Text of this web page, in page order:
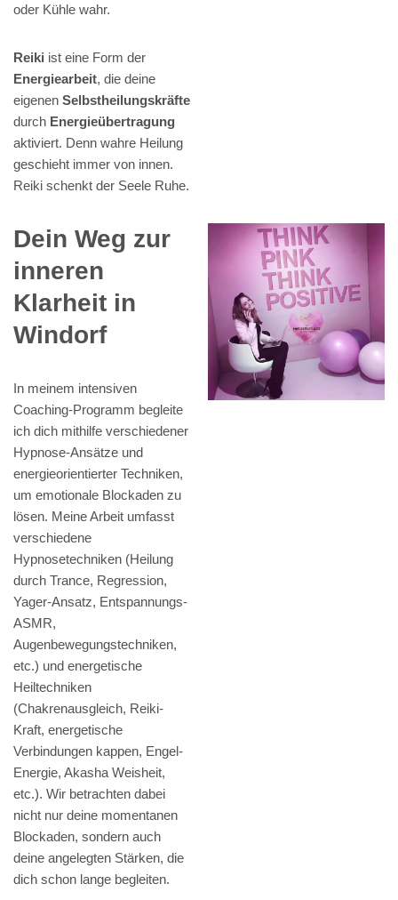
oder Kühle wahr.
Reiki ist eine Form der
Energiearbeit, die deine
eigenen Selbstheilungskräfte
durch Energieübertragung
aktiviert. Denn wahre Heilung
geschieht immer von innen.
Reiki schenkt der Seele Ruhe.
Dein Weg zur
inneren
Klarheit in
Windorf
In meinem intensiven
Coaching-Programm begleite
ich dich mithilfe verschiedener
Hypnose-Ansätze und
energieorientierter Techniken,
um emotionale Blockaden zu
lösen. Meine Arbeit umfasst
verschiedene
Hypnosetechniken (Heilung
durch Trance, Regression,
Yager-Ansatz, Entspannungs-
ASMR,
Augenbewegungstechniken,
etc.) und energetische
Heiltechniken
(Chakrenausgleich, Reiki-
Kraft, energetische
Verbindungen kappen, Engel-
Energie, Akasha Weisheit,
etc.). Wir betrachten dabei
nicht nur deine momentanen
Blockaden, sondern auch
deine angelegten Stärken, die
dich schon lange begleiten.